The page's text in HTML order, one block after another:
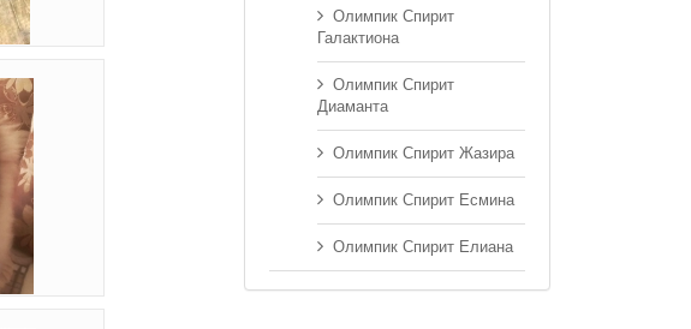
Олимпик Спирит
Галактиона
Олимпик Спирит
Диаманта
Олимпик Спирит Жазира
Олимпик Спирит Есмина
Олимпик Спирит Елиана